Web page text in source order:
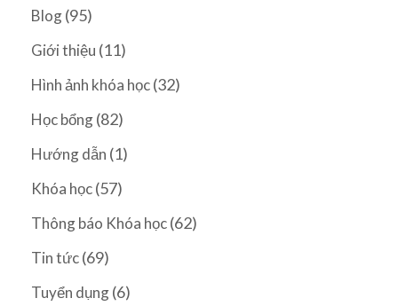
Blog(95)
Giới thiệu (11)
Hình ảnh khóa học(32)
Học bổng(82)
Hướng dẫn (1)
Khóa học(57)
Thông báo Khóa học(62)
Tin tức(69)
Tuyển dụng(6)